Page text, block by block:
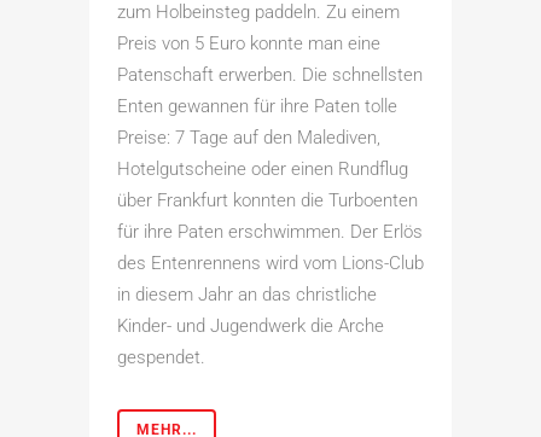
zum Holbeinsteg paddeln. Zu einem
Preis von 5 Euro konnte man eine
Patenschaft erwerben. Die schnellsten
Enten gewannen für ihre Paten tolle
Preise: 7 Tage auf den Malediven,
Hotelgutscheine oder einen Rundflug
über Frankfurt konnten die Turboenten
für ihre Paten erschwimmen. Der Erlös
des Entenrennens wird vom Lions-Club
in diesem Jahr an das christliche
Kinder- und Jugendwerk die Arche
gespendet.
MEHR...